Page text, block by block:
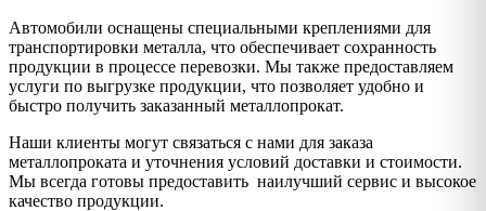
Автомобили оснащены специальными креплениями для
транспортировки металла, что обеспечивает сохранность
продукции в процессе перевозки. Мы также предоставляем
услуги по выгрузке продукции, что позволяет удобно и
быстро получить заказанный металлопрокат.
Наши клиенты могут связаться с нами для заказа
металлопроката и уточнения условий доставки и стоимости.
Мы всегда готовы предоставить наилучший сервис и высокое
качество продукции.